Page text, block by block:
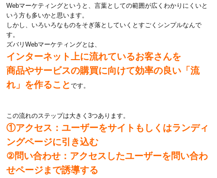
Webマーケティングというと、言葉としての範囲が広くわかりにくいと
いう方も多いかと思います。
しかし、いろいろなものをそぎ落としていくとすごくシンプルなんで
す。
ズバリWebマーケティングとは、
インターネット上に流れているお客さんを
商品やサービスの購買に向けて効率の良い「流
れ」を作ることです。
この流れのステップは大きく3つあります。
①アクセス：ユーザーをサイトもしくはランディ
ングページに引き込む
②問い合わせ：アクセスしたユーザーを問い合わ
せページまで誘導する